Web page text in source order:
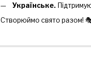
Українське.
Створюймо свято разом!